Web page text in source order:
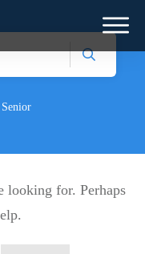
looking for. Perhaps